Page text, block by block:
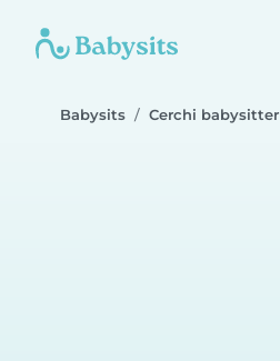
Babysits Cerchi babysitter